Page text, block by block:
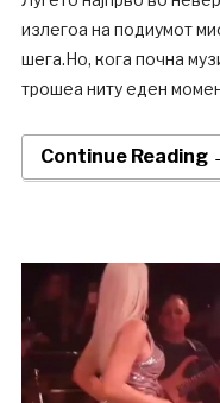
излегоа на подиумот
шега.Но, кога почна
трошеа ниту еден
Continue Reading